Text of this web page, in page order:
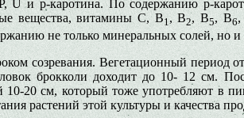
и p-каротина. По со­держанию p-
вещест­ва, витамины С, В1, В2, В5, В6,
не только минеральных солей, но и
созревания. Вегета­ционный
брокколи доходит до 10- 12 см.
10-20 см, который тоже упот­ребляют
растений этой культуры и качества